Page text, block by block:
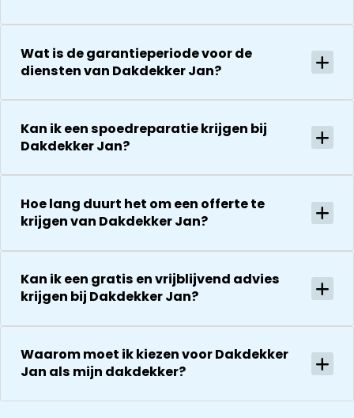
aanrader!
week later wil
bedanken
voor de
uitvoering en
Het is nog
steeds
zeker een 5
sterren review
en snelle
goed op de
stand van
De reparatie
gaat
vervolgens
conform
afspraak en
zaken die ze
tegenkomen
worden
gerepareerd
zonder extra
communeren
ze goed en
Wat is de garantieperiode voor de
diensten van Dakdekker Jan?
Kan ik een spoedreparatie krijgen bij
Dakdekker Jan?
Hoe lang duurt het om een offerte te
krijgen van Dakdekker Jan?
Kan ik een gratis en vrijblijvend advies
krijgen bij Dakdekker Jan?
Waarom moet ik kiezen voor Dakdekker
Jan als mijn dakdekker?